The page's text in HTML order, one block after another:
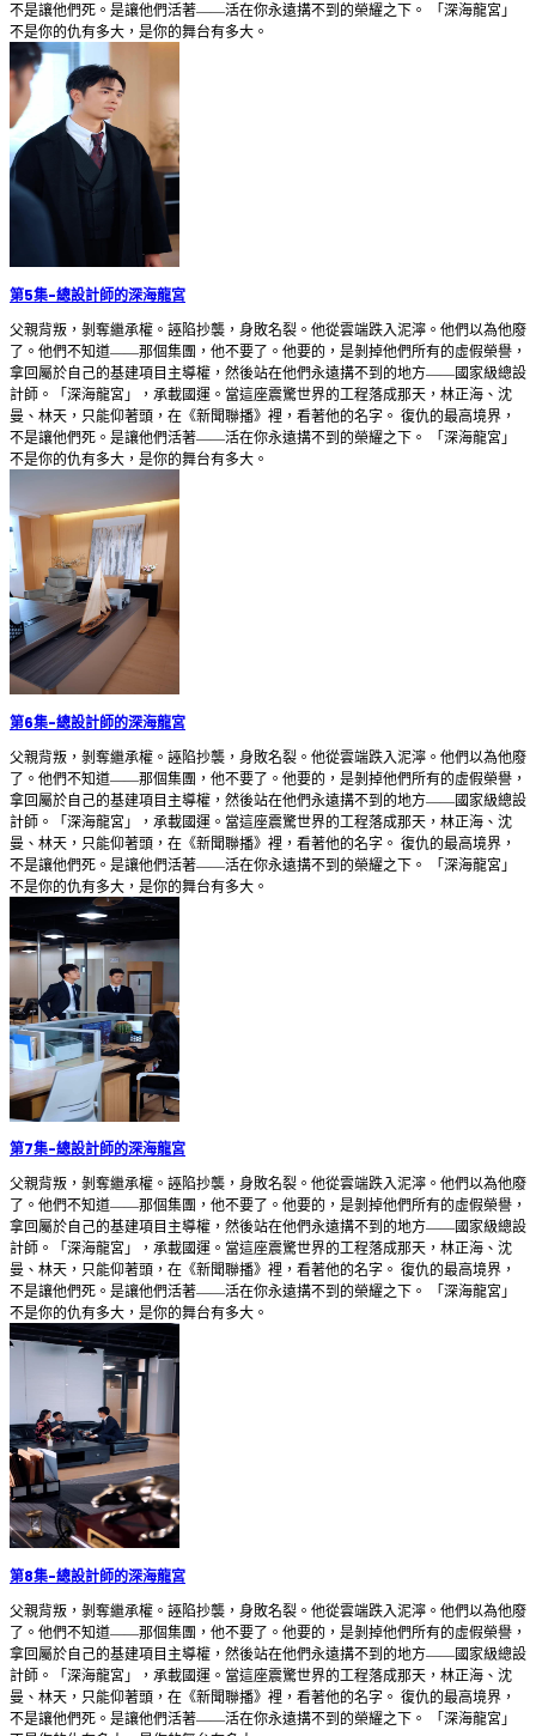
不是讓他們死。是讓他們活著——活在你永遠搆不到的榮耀之下。 「深海龍宮」
不是你的仇有多大，是你的舞台有多大。
第5集-總設計師的深海龍宮
父親背叛，剝奪繼承權。誣陷抄襲，身敗名裂。他從雲端跌入泥濘。他們以為他廢
了。他們不知道——那個集團，他不要了。他要的，是剝掉他們所有的虛假榮譽，
拿回屬於自己的基建項目主導權，然後站在他們永遠搆不到的地方——國家級總設
計師。「深海龍宮」，承載國運。當這座震驚世界的工程落成那天，林正海、沈
曼、林天，只能仰著頭，在《新聞聯播》裡，看著他的名字。 復仇的最高境界，
不是讓他們死。是讓他們活著——活在你永遠搆不到的榮耀之下。 「深海龍宮」
不是你的仇有多大，是你的舞台有多大。
第6集-總設計師的深海龍宮
父親背叛，剝奪繼承權。誣陷抄襲，身敗名裂。他從雲端跌入泥濘。他們以為他廢
了。他們不知道——那個集團，他不要了。他要的，是剝掉他們所有的虛假榮譽，
拿回屬於自己的基建項目主導權，然後站在他們永遠搆不到的地方——國家級總設
計師。「深海龍宮」，承載國運。當這座震驚世界的工程落成那天，林正海、沈
曼、林天，只能仰著頭，在《新聞聯播》裡，看著他的名字。 復仇的最高境界，
不是讓他們死。是讓他們活著——活在你永遠搆不到的榮耀之下。 「深海龍宮」
不是你的仇有多大，是你的舞台有多大。
第7集-總設計師的深海龍宮
父親背叛，剝奪繼承權。誣陷抄襲，身敗名裂。他從雲端跌入泥濘。他們以為他廢
了。他們不知道——那個集團，他不要了。他要的，是剝掉他們所有的虛假榮譽，
拿回屬於自己的基建項目主導權，然後站在他們永遠搆不到的地方——國家級總設
計師。「深海龍宮」，承載國運。當這座震驚世界的工程落成那天，林正海、沈
曼、林天，只能仰著頭，在《新聞聯播》裡，看著他的名字。 復仇的最高境界，
不是讓他們死。是讓他們活著——活在你永遠搆不到的榮耀之下。 「深海龍宮」
不是你的仇有多大，是你的舞台有多大。
第8集-總設計師的深海龍宮
父親背叛，剝奪繼承權。誣陷抄襲，身敗名裂。他從雲端跌入泥濘。他們以為他廢
了。他們不知道——那個集團，他不要了。他要的，是剝掉他們所有的虛假榮譽，
拿回屬於自己的基建項目主導權，然後站在他們永遠搆不到的地方——國家級總設
計師。「深海龍宮」，承載國運。當這座震驚世界的工程落成那天，林正海、沈
曼、林天，只能仰著頭，在《新聞聯播》裡，看著他的名字。 復仇的最高境界，
不是讓他們死。是讓他們活著——活在你永遠搆不到的榮耀之下。 「深海龍宮」